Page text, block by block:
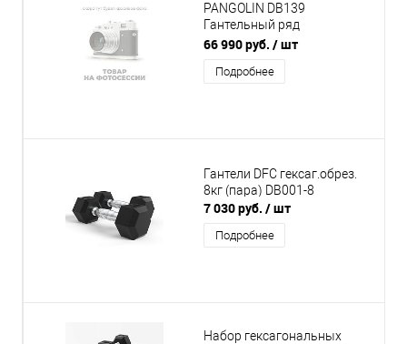
PANGOLIN DB139
Гантельный ряд
обрезиненный
гексагональный, от 1 до
10кг., 10 пар, Общий вес
66 990 руб. / шт
Подробнее
Гантели DFC гексаг.обрез.
8кг (пара) DB001-8
7 030 руб. / шт
Подробнее
Набор гексагональных